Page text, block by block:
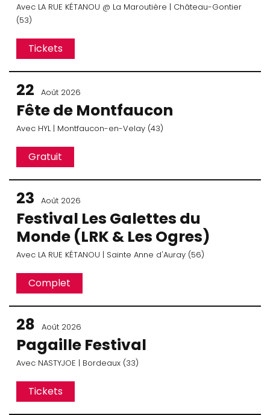
Avec LA RUE KÉTANOU @ La Maroutière | Château-Gontier
(53)
Tickets
22 Août 2026
Fête de Montfaucon
Avec HYL | Montfaucon-en-Velay (43)
Gratuit
23 Août 2026
Festival Les Galettes du
Monde (LRK & Les Ogres)
Avec LA RUE KÉTANOU | Sainte Anne d'Auray (56)
Complet
28 Août 2026
Pagaille Festival
Avec NASTYJOE | Bordeaux (33)
Tickets